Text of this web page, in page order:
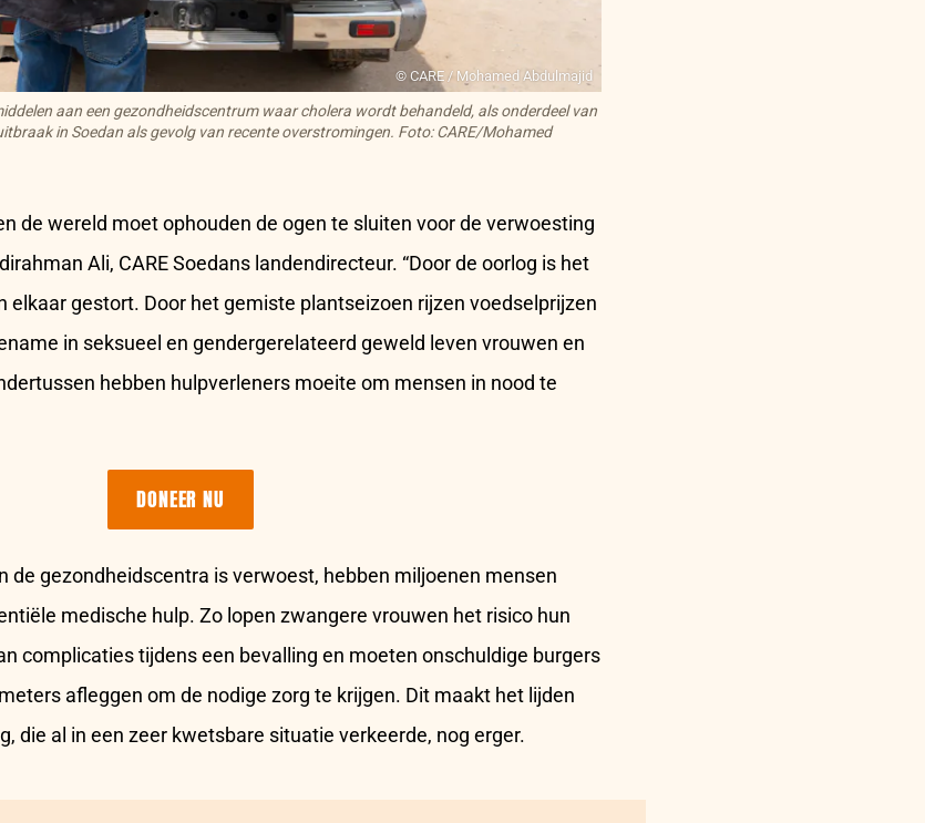
© CARE / Mohamed Abdulmajid
aan een gezondheidscentrum waar cholera wordt behandeld, als onderdeel van
in Soedan als gevolg van recente overstromingen. Foto: CARE/Mohamed
de wereld moet ophouden de ogen te sluiten voor de verwoesting
Ali, CARE Soedans landendirecteur. “Door de oorlog is het
elkaar gestort. Door het gemiste plantseizoen rijzen voedselprijzen
in seksueel en gendergerelateerd geweld leven vrouwen en
hebben hulpverleners moeite om mensen in nood te
DONEER NU
de gezondheidscentra is verwoest, hebben miljoenen mensen
medische hulp. Zo lopen zwangere vrouwen het risico hun
complicaties tijdens een bevalling en moeten onschuldige burgers
afleggen om de nodige zorg te krijgen. Dit maakt het lijden
die al in een zeer kwetsbare situatie verkeerde, nog erger.